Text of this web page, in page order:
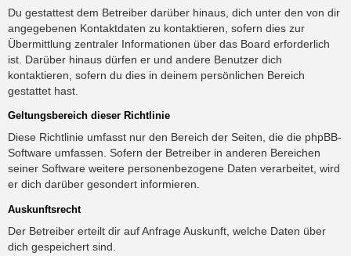
Du gestattest dem Betreiber darüber hinaus, dich unter den von dir
angegebenen Kontaktdaten zu kontaktieren, sofern dies zur
Übermittlung zentraler Informationen über das Board erforderlich
ist. Darüber hinaus dürfen er und andere Benutzer dich
kontaktieren, sofern du dies in deinem persönlichen Bereich
gestattet hast.
Geltungsbereich dieser Richtlinie
Diese Richtlinie umfasst nur den Bereich der Seiten, die die phpBB-
Software umfassen. Sofern der Betreiber in anderen Bereichen
seiner Software weitere personenbezogene Daten verarbeitet, wird
er dich darüber gesondert informieren.
Auskunftsrecht
Der Betreiber erteilt dir auf Anfrage Auskunft, welche Daten über
dich gespeichert sind.